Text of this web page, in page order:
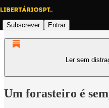
Subscrever Entrar
Ler sem
Um forasteiro é